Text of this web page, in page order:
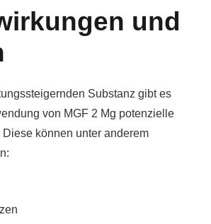
und
Substanz gibt es
von MGF 2 Mg potenzielle
können unter anderem